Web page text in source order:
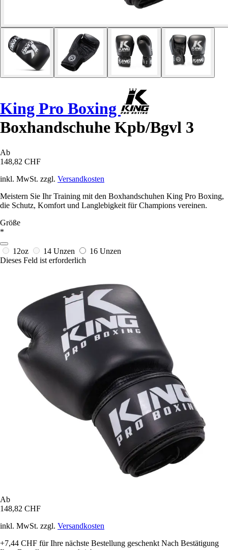
King Pro Boxing
Boxhandschuhe Kpb/Bgvl 3
Ab
148,82 CHF
inkl. MwSt. zzgl. Versandkosten
Meistern Sie Ihr Training mit den Boxhandschuhen King Pro Boxing,
die Schutz, Komfort und Langlebigkeit für Champions vereinen.
Größe
*
12oz 14 Unzen
16 Unzen
Dieses Feld ist erforderlich
Ab
148,82 CHF
inkl. MwSt. zzgl. Versandkosten
+7,44 CHF für Ihre nächste Bestellung geschenkt Nach Bestätigung